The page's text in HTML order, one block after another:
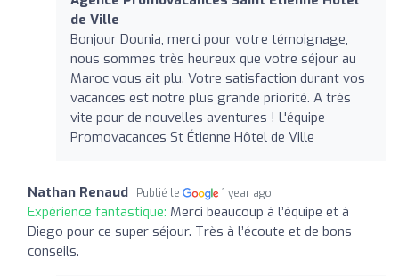
de Ville
Bonjour Dounia, merci pour votre témoignage,
nous sommes très heureux que votre séjour au
Maroc vous ait plu. Votre satisfaction durant vos
vacances est notre plus grande priorité. A très
vite pour de nouvelles aventures ! L'équipe
Promovacances St Étienne Hôtel de Ville
Nathan Renaud Publié le 1 year ago
Expérience fantastique: Merci beaucoup à l’équipe et à
Diego pour ce super séjour. Très à l’écoute et de bons
conseils.